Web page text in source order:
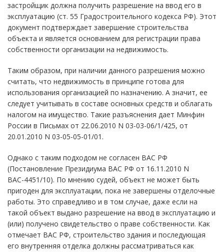
застройщик должна получить разрешение на ввод его в
эксплуатацию (ст. 55 Градостроительного кодекса РФ). Этот
документ подтверждает завершение строительства
объекта и является основанием для регистрации права
собственности организации на недвижимость.
Таким образом, при наличии данного разрешения можно
считать, что недвижимость в принципе готова для
использования организацией по назначению. А значит, ее
следует учитывать в составе основных средств и облагать
налогом на имущество. Такие разъяснения дает Минфин
России в Письмах от 22.06.2010 N 03-03-06/1/425, от
20.01.2010 N 03-05-05-01/01.
Однако с таким подходом не согласен ВАС РФ
(Постановление Президиума ВАС РФ от 16.11.2010 N
ВАС-4451/10). По мнению судей, объект не может быть
пригоден для эксплуатации, пока не завершены отделочные
работы. Это справедливо и в том случае, даже если на
такой объект выдано разрешение на ввод в эксплуатацию и
(или) получено свидетельство о праве собственности. Как
отмечает ВАС РФ, строительство здания и последующая
его внутренняя отделка должны рассматриваться как